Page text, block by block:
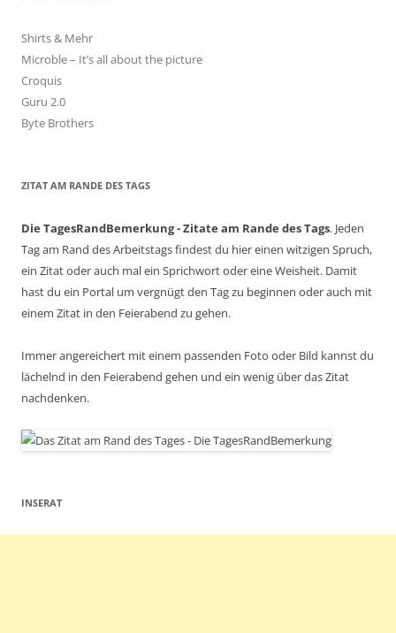
Shirts & Mehr
Microble – It’s all about the picture
Croquis
Guru 2.0
Byte Brothers
ZITAT AM RANDE DES TAGS
Die TagesRandBemerkung - Zitate am Rande des Tags. Jeden
Tag am Rand des Arbeitstags findest du hier einen witzigen Spruch,
ein Zitat oder auch mal ein Sprichwort oder eine Weisheit. Damit
hast du ein Portal um vergnügt den Tag zu beginnen oder auch mit
einem Zitat in den Feierabend zu gehen.
Immer angereichert mit einem passenden Foto oder Bild kannst du
lächelnd in den Feierabend gehen und ein wenig über das Zitat
nachdenken.
INSERAT